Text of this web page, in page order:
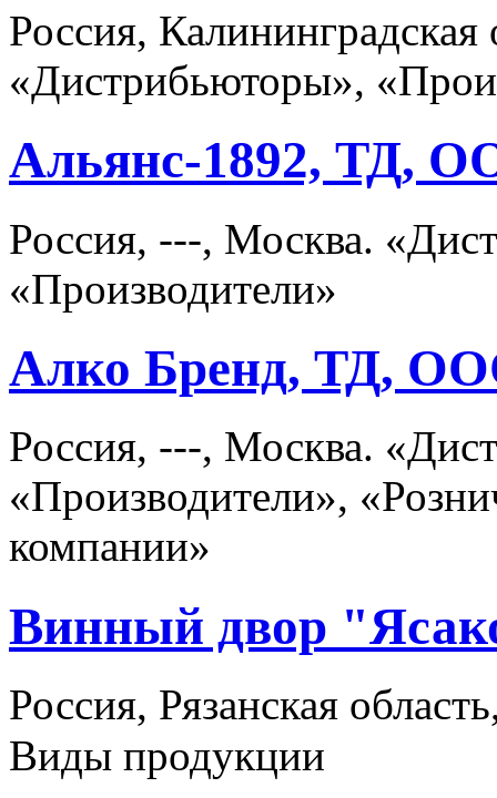
Россия,
«Дистрибьюторы»,
Альянс-1892, ТД,
Россия, ---, Москва.
«Производители»
Алко Бренд, ТД,
Россия, ---, Москва.
«Производители»,
компании»
Винный двор
Россия, Рязанская
Виды продукции